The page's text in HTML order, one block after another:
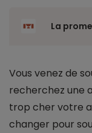
La
Vous venez de
recherchez une
trop cher votre
changer pour